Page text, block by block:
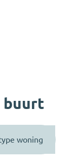
buurt
woning